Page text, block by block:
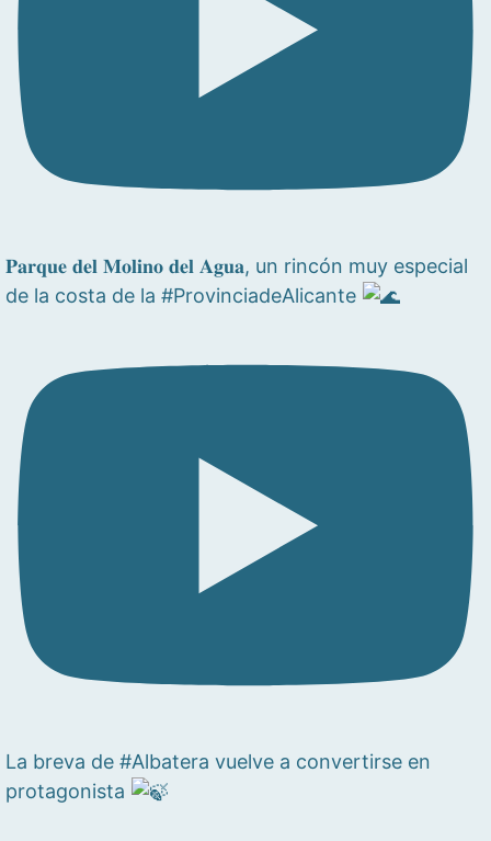
𝐏𝐚𝐫𝐪𝐮𝐞 𝐝𝐞𝐥 𝐌𝐨𝐥𝐢𝐧𝐨 𝐝𝐞𝐥 𝐀𝐠𝐮𝐚, un rincón muy especial
de la costa de la #ProvinciadeAlicante
La breva de #Albatera vuelve a convertirse en
protagonista